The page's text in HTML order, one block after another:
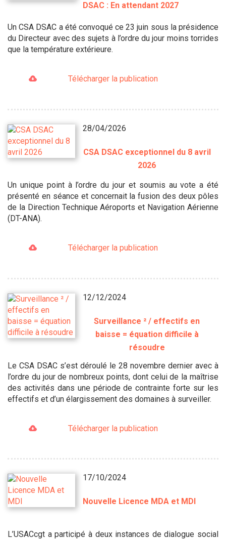
DSAC : En attendant 2027
Un CSA DSAC a été convoqué ce 23 juin sous la présidence
du Directeur avec des sujets à l’ordre du jour moins torrides
que la température extérieure.
Télécharger la publication
28/04/2026
CSA DSAC exceptionnel du 8 avril
2026
Un unique point à l’ordre du jour et soumis au vote a été
présenté en séance et concernait la fusion des deux pôles
de la Direction Technique Aéroports et Navigation Aérienne
(DT-ANA).
Télécharger la publication
12/12/2024
Surveillance ² / effectifs en
baisse = équation difficile à
résoudre
Le CSA DSAC s’est déroulé le 28 novembre dernier avec à
l’ordre du jour de nombreux points, dont celui de la maîtrise
des activités dans une période de contrainte forte sur les
effectifs et d’un élargissement des domaines à surveiller.
Télécharger la publication
17/10/2024
Nouvelle Licence MDA et MDI
L’USACcgt a participé à deux instances de dialogue social